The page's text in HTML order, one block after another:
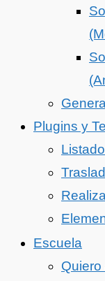
Plugins y
Escuela